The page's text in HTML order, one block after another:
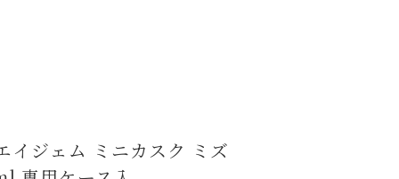
イジェム ミニカスク ミズ